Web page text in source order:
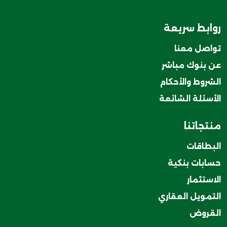
روابط سريعة
تواصل معنا
عن بنوك مباشر
الشروط والأحكام
الأسئلة الشائعة
منتجاتنا
البطاقات
حسابات بنكية
الاستثمار
التمويل العقاري
القروض